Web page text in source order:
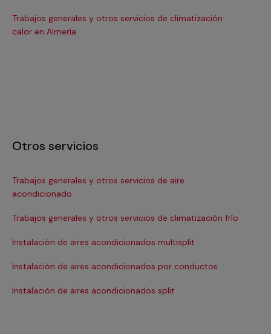
Trabajos generales y otros servicios de climatización
calor en Almería
Otros servicios
Trabajos generales y otros servicios de aire
acondicionado
Trabajos generales y otros servicios de climatización frío
Instalación de aires acondicionados multisplit
Instalación de aires acondicionados por conductos
Instalación de aires acondicionados split